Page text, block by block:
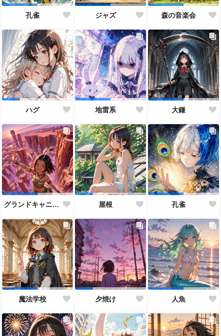
孔雀 ジャズ 森の音楽会
ハグ 地雷系 大鎌
グランドキャニオン 屋根 孔雀
魔法学校 夕焼け 人魚